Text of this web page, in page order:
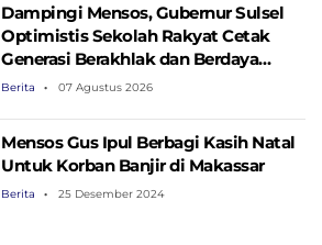
Dampingi Mensos, Gubernur Sulsel
Optimistis Sekolah Rakyat Cetak
Generasi Berakhlak dan Berdaya
Saing
Berita 07 Agustus 2026
Mensos Gus Ipul Berbagi Kasih Natal
Untuk Korban Banjir di Makassar
Berita 25 Desember 2024